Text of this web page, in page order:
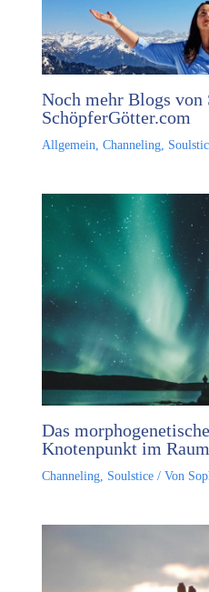
Noch mehr Blogs von
SchöpferGötter.com
Allgemein, Channeling,
Das
Knotenpunkt im
Channeling, Soulstice/ Von